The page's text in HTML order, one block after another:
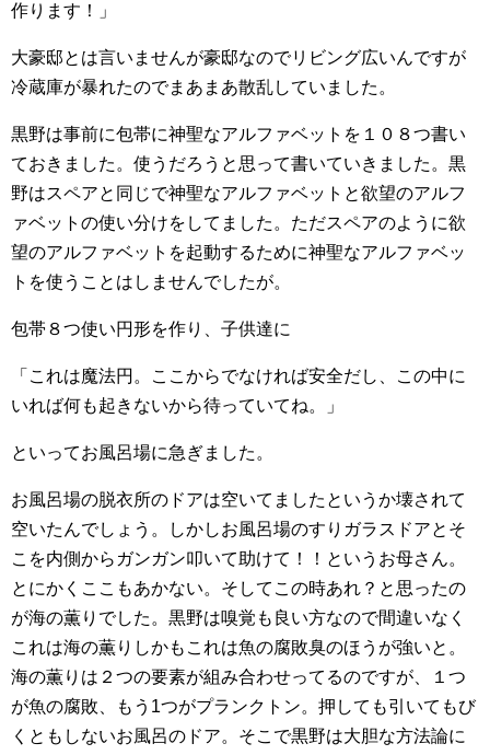
作ります！」
大豪邸とは言いませんが豪邸なのでリビング広いんですが
冷蔵庫が暴れたのでまあまあ散乱していました。
黒野は事前に包帯に神聖なアルファベットを１０８つ書い
ておきました。使うだろうと思って書いていきました。黒
野はスペアと同じで神聖なアルファベットと欲望のアルフ
ァベットの使い分けをしてました。ただスペアのように欲
望のアルファベットを起動するために神聖なアルファベッ
トを使うことはしませんでしたが。
包帯８つ使い円形を作り、子供達に
「これは魔法円。ここからでなければ安全だし、この中に
いれば何も起きないから待っていてね。」
といってお風呂場に急ぎました。
お風呂場の脱衣所のドアは空いてましたというか壊されて
空いたんでしょう。しかしお風呂場のすりガラスドアとそ
こを内側からガンガン叩いて助けて！！というお母さん。
とにかくここもあかない。そしてこの時あれ？と思ったの
が海の薫りでした。黒野は嗅覚も良い方なので間違いなく
これは海の薫りしかもこれは魚の腐敗臭のほうが強いと。
海の薫りは２つの要素が組み合わせってるのですが、１つ
が魚の腐敗、もう1つがプランクトン。押しても引いてもび
くともしないお風呂のドア。そこで黒野は大胆な方法論に